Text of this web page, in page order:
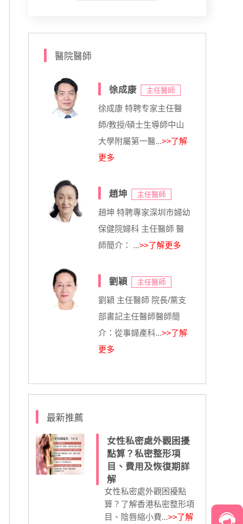
醫院醫師
徐成康 主任醫師
徐成康 特聘专家主任醫
師/教授/碩士生導師中山
大學附屬第一醫...>>了解
更多
趙坤 主任醫師
趙坤 特聘專家深圳市婦幼
保健院婦科 主任醫師 醫
師簡介： ...>>了解更多
劉穎 主任醫師
劉穎 主任醫師 院長/黨支
部書記主任醫師醫師簡
介：從事婦產科...>>了解
更多
最新推薦
女性私密處外觀困擾
點算？私密整形項
目、費用及恢復期詳
解
女性私密處外觀困擾點
算？了解香港私密整形項
目、陰唇縮小費...>>了解